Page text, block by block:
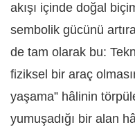
akışı içinde doğal
sembolik gücünü
de tam olarak bu:
fiziksel bir araç
yaşama” hâlinin
yumuşadığı bir alan